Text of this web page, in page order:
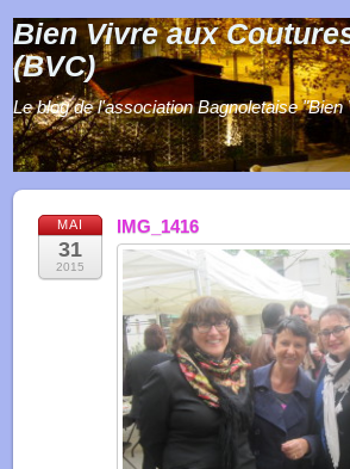
Bien Vivre aux
(BVC)
Le blog de l'association Bagnoletaise
MAI
31
2015
IMG_1416